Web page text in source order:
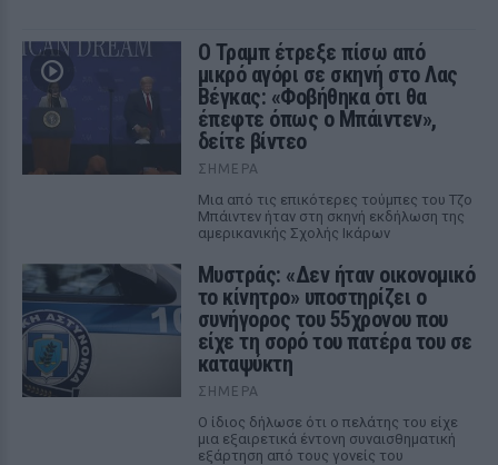
Ο Τραμπ έτρεξε πίσω από
μικρό αγόρι σε σκηνή στο Λας
Βέγκας: «Φοβήθηκα ότι θα
έπεφτε όπως ο Μπάιντεν»,
δείτε βίντεο
ΣΉΜΕΡΑ
Μια από τις επικότερες τούμπες του Τζο
Μπάιντεν ήταν στη σκηνή εκδήλωση της
αμερικανικής Σχολής Ικάρων
Μυστράς: «Δεν ήταν οικονομικό
το κίνητρο» υποστηρίζει ο
συνήγορος του 55χρονου που
είχε τη σορό του πατέρα του σε
καταψύκτη
ΣΉΜΕΡΑ
Ο ίδιος δήλωσε ότι ο πελάτης του είχε
μια εξαιρετικά έντονη συναισθηματική
εξάρτηση από τους γονείς του